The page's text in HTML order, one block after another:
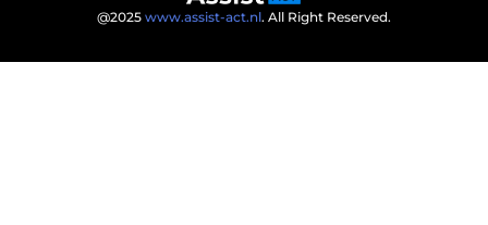
@2025 www.assist-act.nl. All Right Reserved.